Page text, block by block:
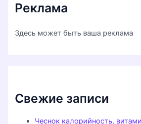
Реклама
Здесь может быть ваша реклама
Свежие записи
Чеснок калорийность,